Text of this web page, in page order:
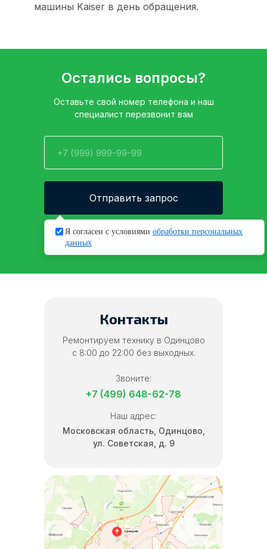
машины Kaiser в день обращения.
Нажимая кнопку, вы даете согласие на
обработку своих
персональных данных
Отправить запрос
Остались вопросы?
Оставьте свой номер телефона и наш
специалист перезвонит вам
Контакты
Ремонтируем технику в Одинцово
с 8:00 до 22:00 без выходных.
Звоните:
Наш адрес:
Московская область, Одинцово,
ул. Советская, д. 9
+7 (499) 648-62-78
Я согласен с условиями обработки персональных
данных